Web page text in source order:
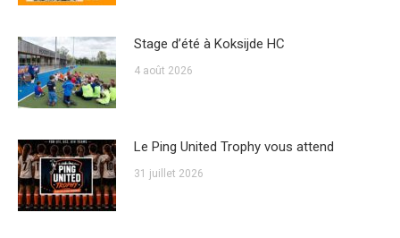
Stage d’été à Koksijde HC
4 août 2026
Le Ping United Trophy vous attend
31 juillet 2026